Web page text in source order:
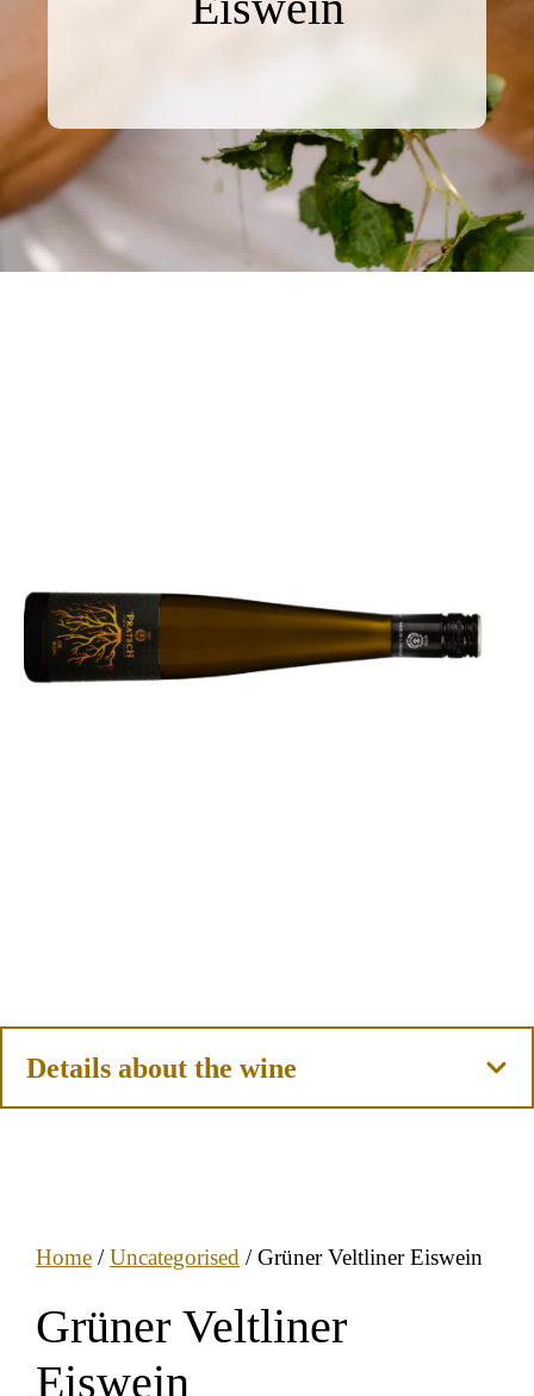
Home/Uncategorised/ Grüner Veltliner Eiswein
Grüner Veltliner
Eiswein
Details about the wine